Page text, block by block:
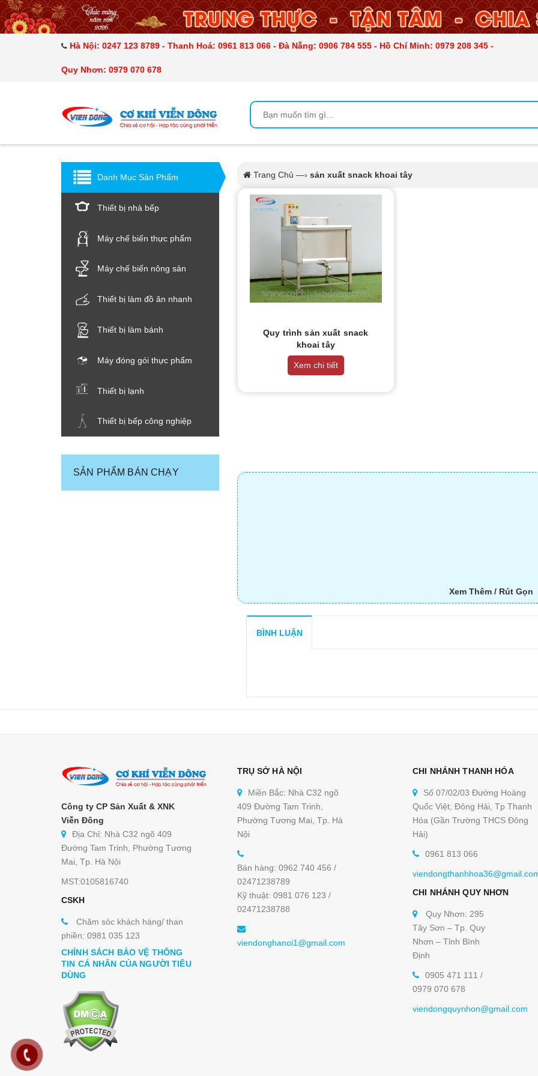
Hà Nội: 0247 123 8789 - Thanh Hoá: 0961 813 066 - Đà Nẵng: 0906 784 555 - Hồ Chí Minh: 0979 208 345 -
Quy Nhơn: 0979 070 678
Danh Mục Sản Phẩm
Thiết bị nhà bếp
Máy chế biến thực phẩm
Máy chế biến nông sản
Thiết bị làm đồ ăn nhanh
Thiết bị làm bánh
Máy đóng gói thực phẩm
Thiết bị lạnh
Thiết bị bếp công nghiệp
SẢN PHẨM BÁN CHẠY
Trang Chủ —› sản xuất snack khoai tây
Quy trình sản xuất snack
khoai tây
Xem chi tiết
Xem Thêm / Rút Gọn
BÌNH LUẬN
Công ty CP Sản Xuất & XNK
Viễn Đông
Địa Chỉ: Nhà C32 ngõ 409
Đường Tam Trinh, Phường Tương
Mai, Tp. Hà Nội
MST:0105816740
CSKH
Chăm sóc khách hàng/ than
phiền: 0981 035 123
CHÍNH SÁCH BẢO VỆ THÔNG
TIN CÁ NHÂN CỦA NGƯỜI TIÊU
DÙNG
TRỤ SỞ HÀ NỘI
Miền Bắc: Nhà C32 ngõ
409 Đường Tam Trinh,
Phường Tương Mai, Tp. Hà
Nội
Bán hàng: 0962 740 456 /
02471238789
Kỹ thuật: 0981 076 123 /
02471238788
viendonghanoi1@gmail.com
CHI NHÁNH THANH HÓA
Số 07/02/03 Đường Hoàng
Quốc Việt, Đông Hải, Tp Thanh
Hóa (Gần Trường THCS Đông
Hải)
0961 813 066
CHI NHÁNH QUY NHƠN
Quy Nhơn: 295
Tây Sơn – Tp. Quy
Nhơn – Tỉnh Bình
Định
0905 471 111 /
0979 070 678
viendongquynhon@gmail.com
DANH MỤC SẢN PHẨM
MÁY ÉP MÍA TẠO BỌT
MÁY RỬA BÁT SIÊU ÂM
MÁY SẤY THỰC PHẨM CÔNG NGHIỆP
THIẾT BỊ NHÀ BẾP
THIẾT BỊ NHÀ BẾP CAO CẤP
MÁY CHẾ BIẾN THỰC PHẨM
MÁY CHẾ BIẾN NÔNG SẢN
THIẾT BỊ LÀM ĐỒ ĂN NHANH
MÁY ĐÓNG GÓI THỰC PHẨM